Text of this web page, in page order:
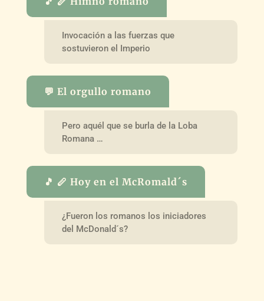
Invocación a las fuerzas que
sostuvieron el Imperio
💬 El orgullo romano
Pero aquél que se burla de la Loba
Romana …
🎵 🪈 Hoy en el McRomald´s
¿Fueron los romanos los iniciadores
del McDonald´s?